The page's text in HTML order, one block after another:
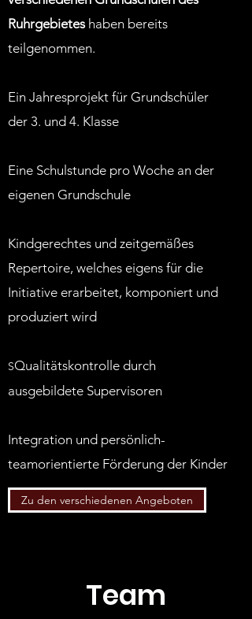
Ruhrgebietes haben bereits
teilgenommen.
Ein Jahresprojekt für Grundschüler
der 3. und 4. Klasse
Eine Schulstunde pro Woche an der
eigenen Grundschule
Kindgerechtes und zeitgemäßes
Repertoire, welches eigens für die
Initiative erarbeitet, komponiert und
produziert wird
SQualitätskontrolle durch
ausgebildete Supervisoren
Integration und persönlich-
teamorientierte Förderung der Kinder
Zu den verschiedenen Angeboten
Team